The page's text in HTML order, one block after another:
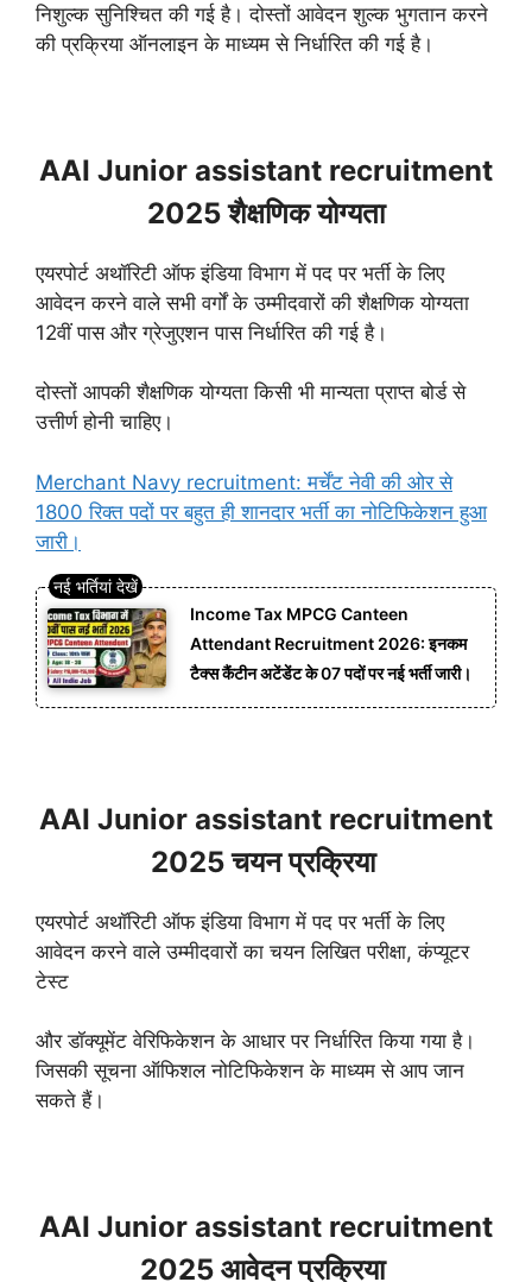
निशुल्क सुनिश्चित की गई है। दोस्तों आवेदन शुल्क भुगतान करने
की प्रक्रिया ऑनलाइन के माध्यम से निर्धारित की गई है।
AAI Junior assistant recruitment
2025 शैक्षणिक योग्यता
एयरपोर्ट अथॉरिटी ऑफ इंडिया विभाग में पद पर भर्ती के लिए
आवेदन करने वाले सभी वर्गों के उम्मीदवारों की शैक्षणिक योग्यता
12वीं पास और ग्रेजुएशन पास निर्धारित की गई है।
दोस्तों आपकी शैक्षणिक योग्यता किसी भी मान्यता प्राप्त बोर्ड से
उत्तीर्ण होनी चाहिए।
Merchant Navy recruitment: मर्चेंट नेवी की ओर से
1800 रिक्त पदों पर बहुत ही शानदार भर्ती का नोटिफिकेशन हुआ
जारी।
Income Tax MPCG Canteen
Attendant Recruitment 2026: इनकम
टैक्स कैंटीन अटेंडेंट के 07 पदों पर नई भर्ती जारी।
AAI Junior assistant recruitment
2025 चयन प्रक्रिया
एयरपोर्ट अथॉरिटी ऑफ इंडिया विभाग में पद पर भर्ती के लिए
आवेदन करने वाले उम्मीदवारों का चयन लिखित परीक्षा, कंप्यूटर
टेस्ट
और डॉक्यूमेंट वेरिफिकेशन के आधार पर निर्धारित किया गया है।
जिसकी सूचना ऑफिशल नोटिफिकेशन के माध्यम से आप जान
सकते हैं।
AAI Junior assistant recruitment
2025 आवेदन प्रक्रिया